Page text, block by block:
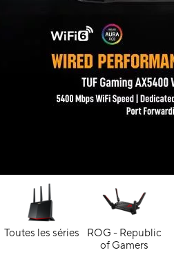
Toutes les séries
ROG - Republic
of Gamers